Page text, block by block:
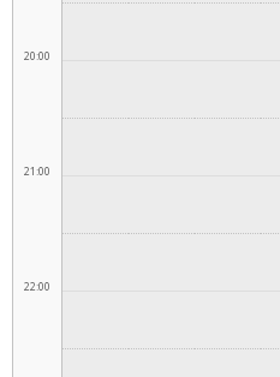
20:00
21:00
22:00